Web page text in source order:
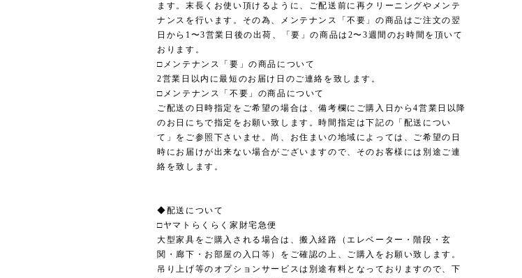
ます。末長くお使い頂けるように、ご配送前に再クリーニングやメンテ
ナンスを行います。その為、メンテナンス「不要」の商品はご注文の翌
日から1〜3営業日後の出荷、「要」の商品は2〜3週間のお時間を頂いて
おります。
□メンテナンス「要」の商品について
2営業日以内に最短のお届け日のご連絡を致します。
□メンテナンス「不要」の商品について
ご配送の日時指定をご希望の場合は、備考欄にご購入日から4営業日以降
のお日にちで指定をお願い致します。時間指定は下記の「配送につい
て」をご参照下さいませ。尚、お住まいの地域によっては、ご希望の日
時にお届けが出来ない場合がございますので、そのお客様には別途ご連
絡を致します。
◆配送について
□ヤマトらくらく家財宅急便
大型家具をご購入される場合は、搬入経路（エレベーター・階段・玄
関・廊下・お部屋の入口等）をご確認の上、ご購入をお願い致します。
吊り上げ等のオプションサービスは別途有料となっておりますので、下